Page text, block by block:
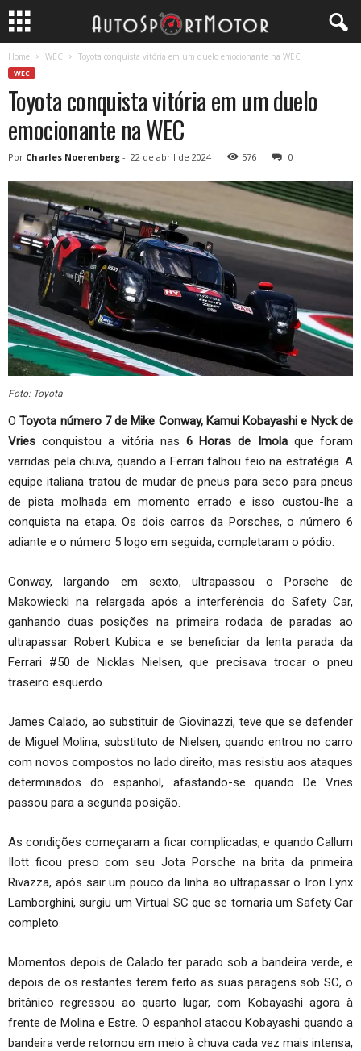
Home WEC Toyota conquista vitória em um duelo emocionante na WEC
WEC
Toyota conquista vitória em um duelo
emocionante na WEC
Por Charles Noerenberg - 22 de abril de 2024 576 0
Foto: Toyota
OToyota número 7 de Mike Conway, Kamui Kobayashi e Nyck de
Vries conquistou a vitória nas 6 Horas de Imolaque foram
varridas pela chuva, quando a Ferrari falhou feio na estratégia. A
equipe italiana tratou de mudar de pneus para seco para pneus
de pista molhada em momento errado e isso custou-lhe a
conquista na etapa. Os dois carros da Porsches, o número 6
adiante e o número 5 logo em seguida, completaram o pódio.
Conway, largando em sexto, ultrapassou o Porsche de
Makowiecki na relargada após a interferência do Safety Car,
ganhando duas posições na primeira rodada de paradas ao
ultrapassar Robert Kubica e se beneficiar da lenta parada da
Ferrari #50 de Nicklas Nielsen, que precisava trocar o pneu
traseiro esquerdo.
James Calado, ao substituir de Giovinazzi, teve que se defender
de Miguel Molina, substituto de Nielsen, quando entrou no carro
com novos compostos no lado direito, mas resistiu aos ataques
determinados do espanhol, afastando-se quando De Vries
passou para a segunda posição.
As condições começaram a ficar complicadas, e quando Callum
Ilott ficou preso com seu Jota Porsche na brita da primeira
Rivazza, após sair um pouco da linha ao ultrapassar o Iron Lynx
Lamborghini, surgiu um Virtual SC que se tornaria um Safety Car
completo.
Momentos depois de Calado ter parado sob a bandeira verde, e
depois de os restantes terem feito as suas paragens sob SC, o
britânico regressou ao quarto lugar, com Kobayashi agora à
frente de Molina e Estre. O espanhol atacou Kobayashi quando a
bandeira verde retornou em meio à chuva cada vez mais intensa,